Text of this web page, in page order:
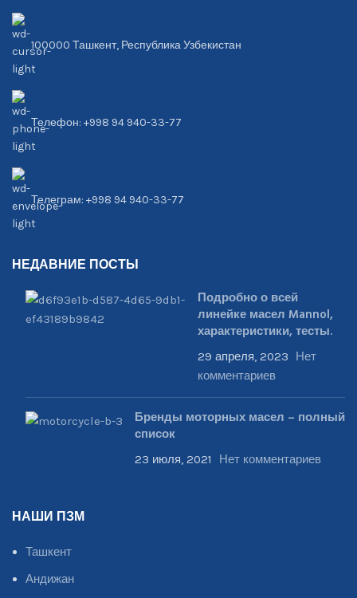
100000 Ташкент, Республика Узбекистан
Телефон: +998 94 940-33-77
Телеграм: +998 94 940-33-77
НЕДАВНИЕ ПОСТЫ
Подробно о всей
линейке масел Mannol,
характеристики, тесты.
29 апреля, 2023
Нет
комментариев
Бренды моторных масел – полный
список
23 июля, 2021 Нет комментариев
НАШИ ПЗМ
Ташкент
Андижан